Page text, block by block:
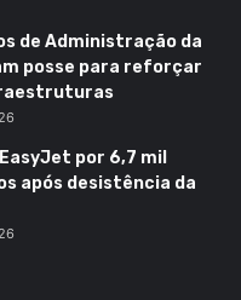
de Administração da
posse para reforçar
por 6,7 mil
após desistência da